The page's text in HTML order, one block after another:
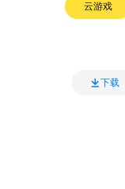
云游戏
下载